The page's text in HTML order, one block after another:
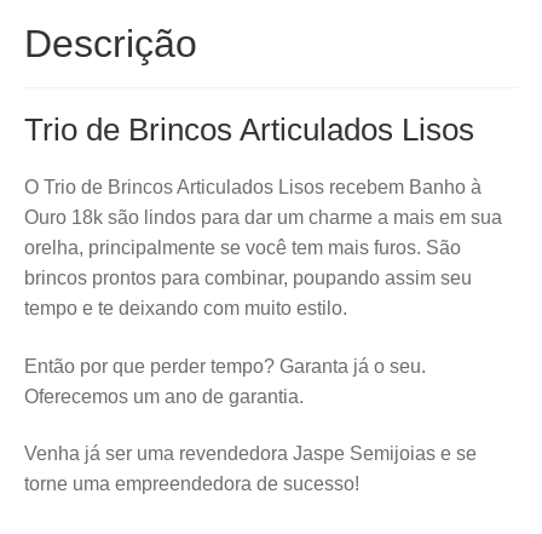
Descrição
Trio de Brincos Articulados Lisos
O Trio de Brincos Articulados Lisos recebem Banho à
Ouro 18k são lindos para dar um charme a mais em sua
orelha, principalmente se você tem mais furos. São
brincos prontos para combinar, poupando assim seu
tempo e te deixando com muito estilo.
Então por que perder tempo? Garanta já o seu.
Oferecemos um ano de garantia.
Venha já ser uma revendedora Jaspe Semijoias e se
torne uma empreendedora de sucesso!